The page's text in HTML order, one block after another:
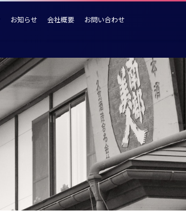
お知らせ 会社概要 お問い合わせ